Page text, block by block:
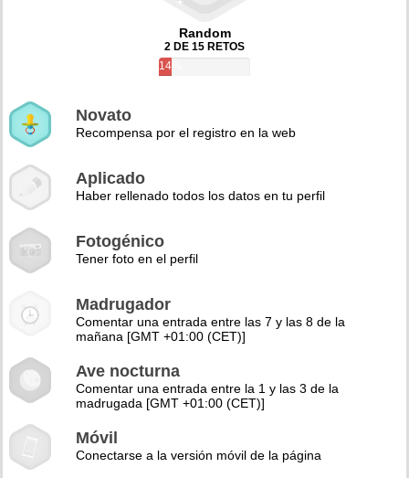
Random
2 DE 15 RETOS
14%
Novato
Recompensa por el registro en la web
Aplicado
Haber rellenado todos los datos en tu perfil
Fotogénico
Tener foto en el perfil
Madrugador
Comentar una entrada entre las 7 y las 8 de la
mañana [GMT +01:00 (CET)]
Ave nocturna
Comentar una entrada entre la 1 y las 3 de la
madrugada [GMT +01:00 (CET)]
Móvil
Conectarse a la versión móvil de la página